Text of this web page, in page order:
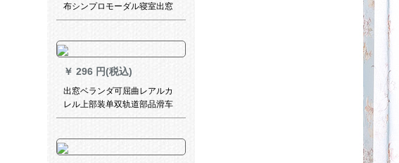
布シンプロモーダル寝室出窓
リビグ扫き出し窓の寝室ベロ
制カールテ3.0 m*高2.7 m连接
加工1片
￥ 296 円(税込)
出窓ベランダ可屈曲レアルカ
レル上部装单双轨道部品滑车
BMWゴルドモル上部装+フュ